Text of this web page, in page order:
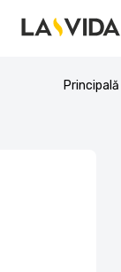
Principală